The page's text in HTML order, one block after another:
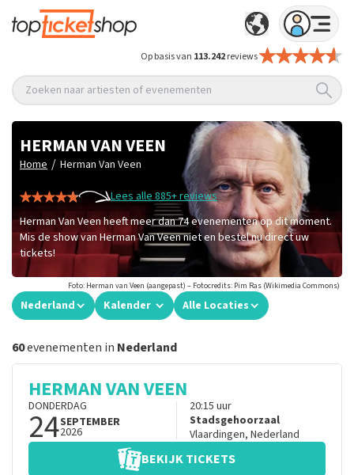
Op basis van 113.242reviews
Zoeken naar artiesten of evenementen
HERMAN VAN VEEN
Home / Herman Van Veen
Lees alle 885+ reviews
Herman Van Veen heeft meer dan 74 evenementen op dit moment.
Mis de show van Herman Van Veen niet en bestel nu direct uw
tickets!
Foto: Herman van Veen (aangepast) – Fotocredits: Pim Ras (Wikimedia Commons)
Nederland Kalender Alle Locaties
60evenementen in Nederland
HERMAN VAN VEEN
DONDERDAG
24SEPTEMBER
2026
20:15 uur
Stadsgehoorzaal
Vlaardingen, Nederland
BEKIJK TICKETS